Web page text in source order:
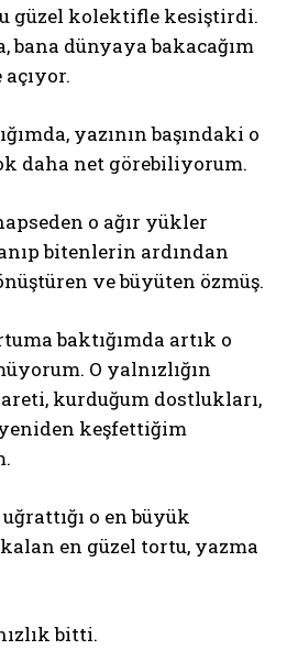
güzel kolektifle kesiştirdi.
bana dünyaya bakacağım
yazının başındaki o
daha net görebiliyorum.
o ağır yükler
bitenlerin ardından
ve büyüten özmüş.
baktığımda artık o
O yalnızlığın
kurduğum dostlukları,
yeniden keşfettiğim
o en büyük
en güzel tortu, yazma
bitti.